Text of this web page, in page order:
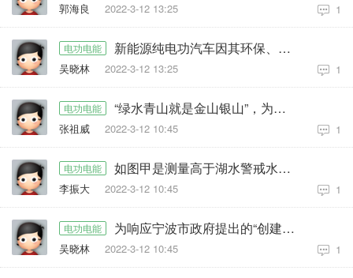
郭海良 2022-3-12 13:25 1
电功电能 新能源纯电功汽车因其环保、节能、高效、维护方使等诸多优势，将来有望
吴晓林 2022-3-12 13:25 1
电功电能 “绿水青山就是金山银山”，为了保护环境，我国大力发展电动汽车车替代
张祖威 2022-3-12 10:45 1
电功电能 如图甲是测量高于湖水警戒水位装置的原理图。长方体形绝缘容器
李振大 2022-3-12 10:45 1
电功电能 为响应宁波市政府提出的“创建海绵型城市”的号召，小科设计了如图
吴晓林 2022-3-12 10:45 1